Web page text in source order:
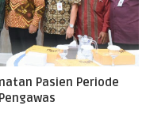
Pasien Periode